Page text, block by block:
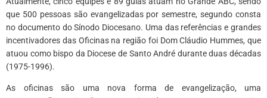
que 500 pessoas são evangelizadas por semestre, segundo consta
no documento do Sínodo Diocesano. Uma das referências e grandes
incentivadores das Oficinas na região foi Dom Cláudio Hummes, que
atuou como bispo da Diocese de Santo André durante duas décadas
(1975-1996).
As oficinas são uma nova forma de evangelização, uma